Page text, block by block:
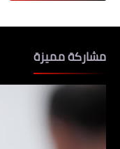
مشاركة مميزة